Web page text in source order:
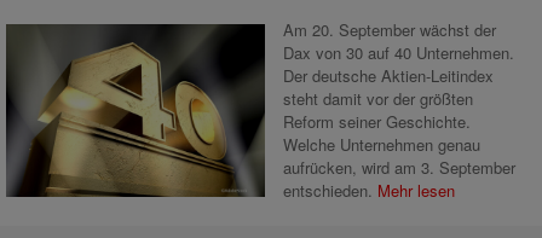
Am 20. September wächst der
Dax von 30 auf 40 Unternehmen.
Der deutsche Aktien-Leitindex
steht damit vor der größten
Reform seiner Geschichte.
Welche Unternehmen genau
aufrücken, wird am 3. September
entschieden. Mehr lesen